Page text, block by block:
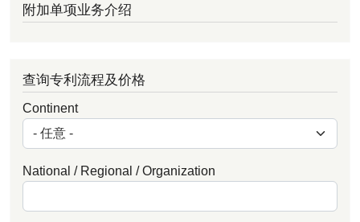
附加单项业务介绍
查询专利流程及价格
Continent
National / Regional / Organization